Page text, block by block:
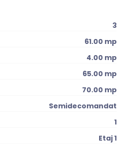
3
61.00 mp
4.00 mp
65.00 mp
70.00 mp
Semidecomandat
1
Etaj 1